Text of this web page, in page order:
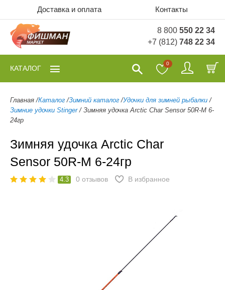
Доставка и оплата Контакты
8 800 550 22 34
+7 (812) 748 22 34
0
КАТАЛОГ
Главная /Каталог /Зимний каталог /Удочки для зимней рыбалки /
Зимние удочки Stinger / Зимняя удочка Arctic Char Sensor 50R-M 6-
24гр
Зимняя удочка Arctic Char
Sensor 50R-M 6-24гр
4.3 0 отзывов В избранное